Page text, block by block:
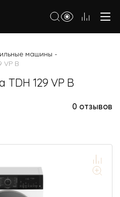
машины -
VP B
129 VP B
0 отзывов